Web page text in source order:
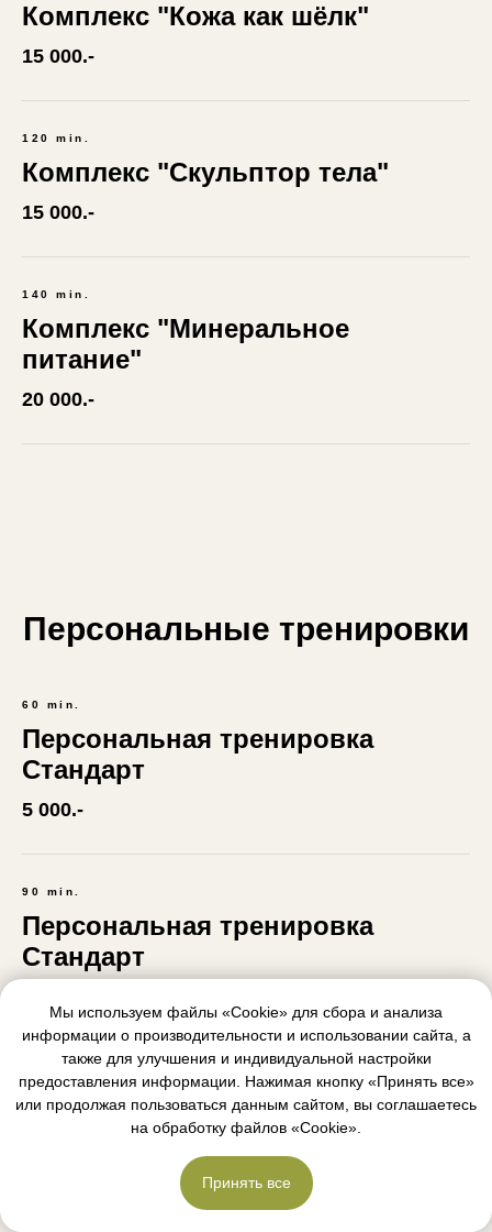
Комплекс "Кожа как шёлк"
15 000.-
120 min.
Комплекс "Скульптор тела"
15 000.-
140 min.
Комплекс "Минеральное
питание"
20 000.-
Персональные тренировки
60 min.
Персональная тренировка
Стандарт
5 000.-
90 min.
Персональная тренировка
Стандарт
60 min.
Персональная тренировка
Мы используем файлы «Cookie» для сбора и анализа
информации о производительности и использовании сайта, а
также для улучшения и индивидуальной настройки
предоставления информации. Нажимая кнопку «Принять все»
или продолжая пользоваться данным сайтом, вы соглашаетесь
на обработку файлов «Cookie».
Принять все